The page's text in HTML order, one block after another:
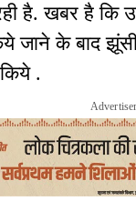
है. खबर है कि
के बाद झूंसी
.